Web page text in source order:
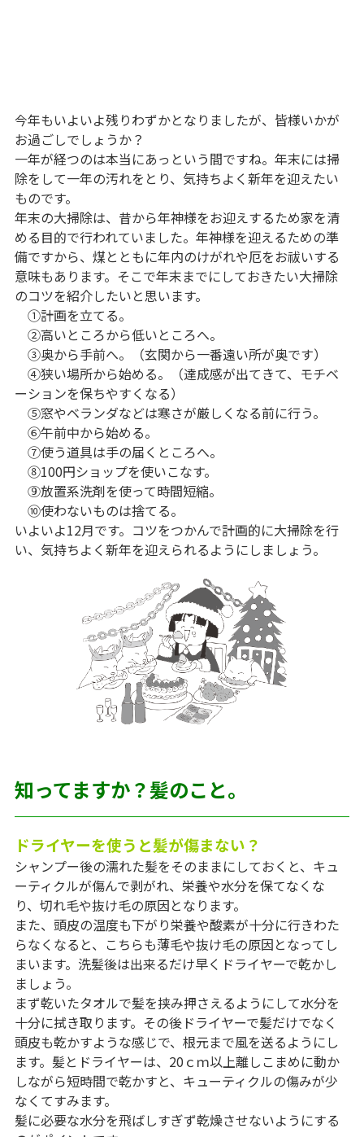
今年もいよいよ残りわずかとなりましたが、皆様いかが
お過ごしでしょうか？
一年が経つのは本当にあっという間ですね。年末には掃
除をして一年の汚れをとり、気持ちよく新年を迎えたい
ものです。
年末の大掃除は、昔から年神様をお迎えするため家を清
める目的で行われていました。年神様を迎えるための準
備ですから、煤とともに年内のけがれや厄をお祓いする
意味もあります。そこで年末までにしておきたい大掃除
のコツを紹介したいと思います。
①計画を立てる。
②高いところから低いところへ。
③奥から手前へ。（玄関から一番遠い所が奥です）
④狭い場所から始める。（達成感が出てきて、モチベ
ーションを保ちやすくなる）
⑤窓やベランダなどは寒さが厳しくなる前に行う。
⑥午前中から始める。
⑦使う道具は手の届くところへ。
⑧100円ショップを使いこなす。
⑨放置系洗剤を使って時間短縮。
⑩使わないものは捨てる。
いよいよ12月です。コツをつかんで計画的に大掃除を行
い、気持ちよく新年を迎えられるようにしましょう。
知ってますか？髪のこと。
ドライヤーを使うと髪が傷まない？
シャンプー後の濡れた髪をそのままにしておくと、キュ
ーティクルが傷んで剥がれ、栄養や水分を保てなくな
り、切れ毛や抜け毛の原因となります。
また、頭皮の温度も下がり栄養や酸素が十分に行きわた
らなくなると、こちらも薄毛や抜け毛の原因となってし
まいます。洗髪後は出来るだけ早くドライヤーで乾かし
ましょう。
まず乾いたタオルで髪を挟み押さえるようにして水分を
十分に拭き取ります。その後ドライヤーで髪だけでなく
頭皮も乾かすような感じで、根元まで風を送るようにし
ます。髪とドライヤーは、20ｃｍ以上離しこまめに動か
しながら短時間で乾かすと、キューティクルの傷みが少
なくてすみます。
髪に必要な水分を飛ばしすぎず乾燥させないようにする